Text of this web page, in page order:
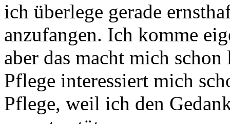
ich überlege gerade
anzufangen. Ich komme
aber das macht mich
Pflege interessiert mich
Pflege, weil ich den